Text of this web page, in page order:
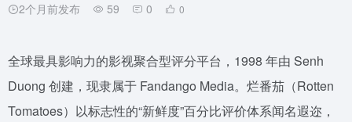
2个月前发布 59 0 0
全球最具影响力的影视聚合型评分平台，1998 年由 Senh
Duong 创建，现隶属于 Fandango Media。烂番茄（Rotten
Tomatoes）以标志性的“新鲜度”百分比评价体系闻名遐迩，